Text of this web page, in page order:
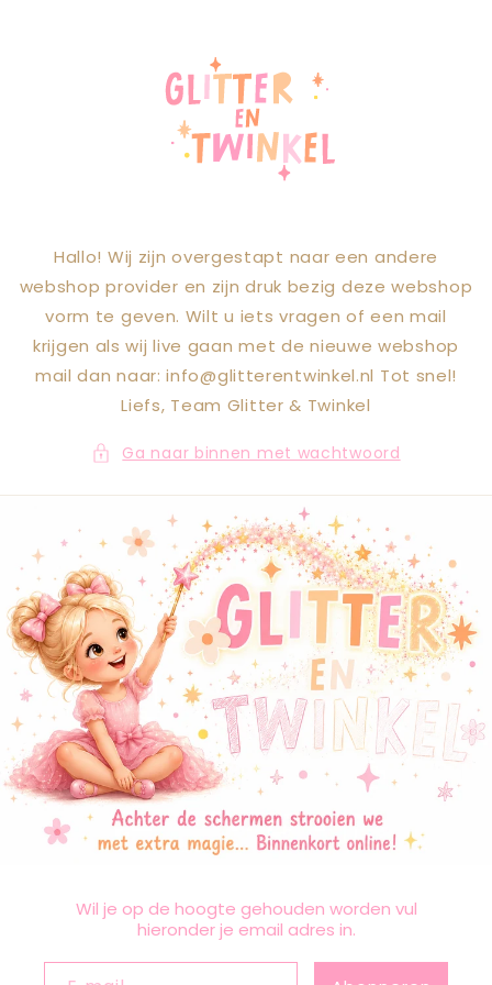
Hallo! Wij zijn overgestapt naar een andere
webshop provider en zijn druk bezig deze webshop
vorm te geven. Wilt u iets vragen of een mail
krijgen als wij live gaan met de nieuwe webshop
mail dan naar: info@glitterentwinkel.nl Tot snel!
Liefs, Team Glitter & Twinkel
Ga naar binnen met wachtwoord
Wil je op de hoogte gehouden worden vul
hieronder je email adres in.